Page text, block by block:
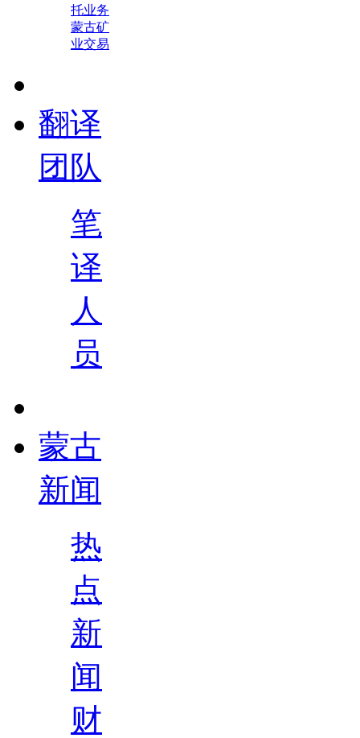
托业务
蒙古矿
业交易
翻译
团队
笔
译
人
员
蒙古
新闻
热
点
新
闻
财